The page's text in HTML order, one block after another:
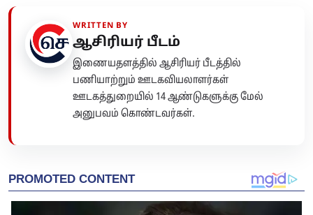
WRITTEN BY
ஆசிரியர் பீடம்
இணையதளத்தில் ஆசிரியர் பீடத்தில்
பணியாற்றும் ஊடகவியலாளர்கள்
ஊடகத்துறையில் 14 ஆண்டுகளுக்கு மேல்
அனுபவம் கொண்டவர்கள்.